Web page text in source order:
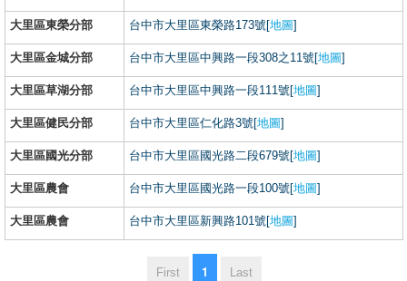
大里區東榮分部 台中市大里區東榮路173號[地圖]
大里區金城分部 台中市大里區中興路一段308之11號[地圖]
大里區草湖分部 台中市大里區中興路一段111號[地圖]
大里區健民分部 台中市大里區仁化路3號[地圖]
大里區國光分部 台中市大里區國光路二段679號[地圖]
大里區農會 台中市大里區國光路一段100號[地圖]
大里區農會 台中市大里區新興路101號[地圖]
First 1 Last